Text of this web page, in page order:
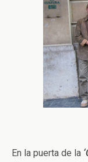
En la puerta de la